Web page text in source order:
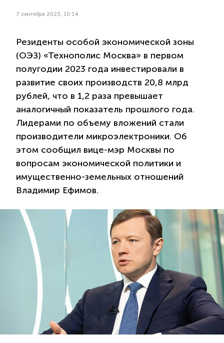
7 сентября 2023, 10:14
Резиденты особой экономической зоны
(ОЭЗ) «Технополис Москва» в первом
полугодии 2023 года инвестировали в
развитие своих производств 20,8 млрд
рублей, что в 1,2 раза превышает
аналогичный показатель прошлого года.
Лидерами по объему вложений стали
производители микроэлектроники. Об
этом сообщил вице-мэр Москвы по
вопросам экономической политики и
имущественно-земельных отношений
Владимир Ефимов.